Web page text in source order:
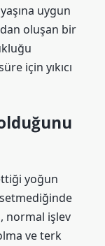
uygun
oluşan bir
için yıkıcı
yoğun
normal işlev
ve terk